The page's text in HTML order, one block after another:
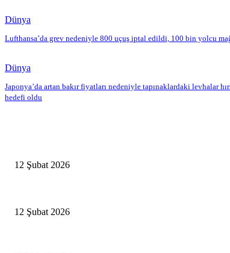
Dünya
Lufthansa’da grev nedeniyle 800 uçuş iptal edildi, 100 bin yolcu
Dünya
Japonya’da artan bakır fiyatları nedeniyle tapınaklardaki levhalar
hedefi oldu
12 Şubat 2026
12 Şubat 2026